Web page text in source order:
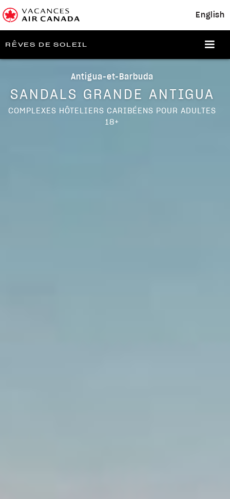
English
RÊVES DE SOLEIL
Antigua-et-Barbuda
SANDALS GRANDE ANTIGUA
COMPLEXES HÔTELIERS CARIBÉENS POUR ADULTES
18+